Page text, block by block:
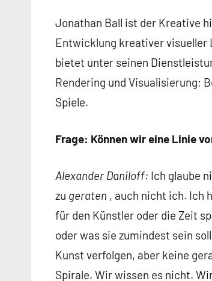
Jonathan Ball ist der Kreative
Entwicklung kreativer visueller
bietet unter seinen
Rendering und Visualisierung;
Spiele.
Frage: Können wir eine Linie
Alexander Daniloff: Ich glaube
zu geraten , auch nicht ich. Ich
für den Künstler oder die Zeit
oder was sie zumindest sein
Kunst verfolgen, aber keine
Spirale. Wir wissen es nicht.